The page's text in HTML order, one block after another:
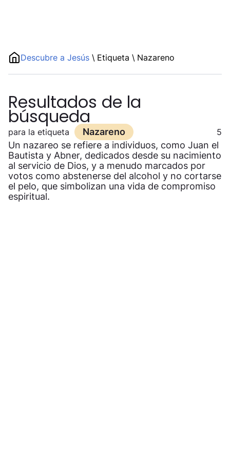
Descubre a Jesús \ Etiqueta \ Nazareno
Resultados de la
búsqueda
para la etiqueta Nazareno 5
Un nazareo se refiere a individuos, como Juan el
Bautista y Abner, dedicados desde su nacimiento
al servicio de Dios, y a menudo marcados por
votos como abstenerse del alcohol y no cortarse
el pelo, que simbolizan una vida de compromiso
espiritual.